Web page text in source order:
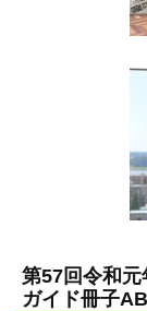
第57回令和
ガイド冊子